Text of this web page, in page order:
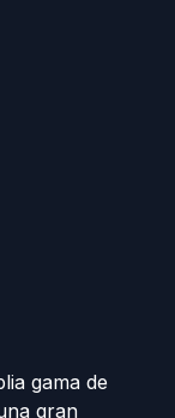
gama de
gran